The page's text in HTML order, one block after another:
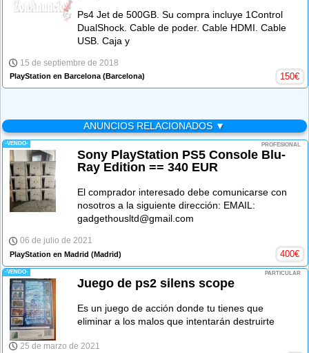
Ps4 Jet de 500GB. Su compra incluye 1Control
DualShock. Cable de poder. Cable HDMI. Cable
USB. Caja y
15 de septiembre de 2018
PlayStation en Barcelona (Barcelona) 150€
ANUNCIOS RELACIONADOS ▼
-VENDO- PROFESIONAL
Sony PlayStation PS5 Console Blu-
Ray Edition == 340 EUR
El comprador interesado debe comunicarse con
nosotros a la siguiente dirección: EMAIL:
gadgethousltd@gmail.com
06 de julio de 2021
PlayStation en Madrid (Madrid) 400€
-VENDO- PARTICULAR
Juego de ps2 silens scope
Es un juego de acción donde tu tienes que
eliminar a los malos que intentarán destruirte
25 de marzo de 2021